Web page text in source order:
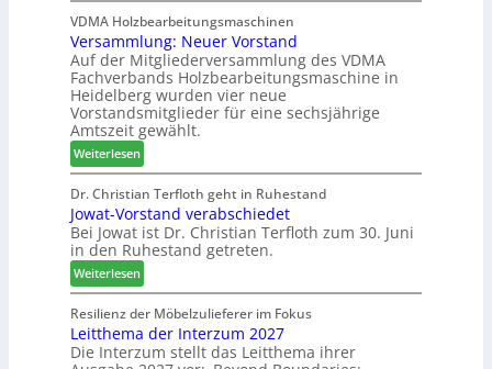
2
6
c
h
e
r
z
a
h
l
e
n
i
l
f
t
b
e
i
P
r
o
d
u
k
t
s
u
c
h
D
H
f
o
r
d
e
r
t
N
a
c
h
b
e
s
s
e
VDMA Holzbearbeitungsmaschinen
Versammlung: Neuer Vorstand
Auf der Mitgliederversammlung des VDMA
Fachverbands Holzbearbeitungsmaschine in
Heidelberg wurden vier neue
Vorstandsmitglieder für eine sechsjährige
Amtszeit gewählt.
Weiterlesen:
V
e
r
s
a
m
m
l
u
n
Dr. Christian Terfloth geht in Ruhestand
Jowat-Vorstand verabschiedet
Bei Jowat ist Dr. Christian Terfloth zum 30. Juni
in den Ruhestand getreten.
Weiterlesen:
J
o
w
a
Resilienz der Möbelzulieferer im Fokus
Leitthema der Interzum 2027
Die Interzum stellt das Leitthema ihrer